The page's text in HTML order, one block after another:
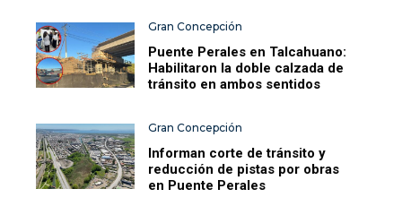
Gran Concepción
Puente Perales en Talcahuano:
Habilitaron la doble calzada de
tránsito en ambos sentidos
Gran Concepción
Informan corte de tránsito y
reducción de pistas por obras
en Puente Perales